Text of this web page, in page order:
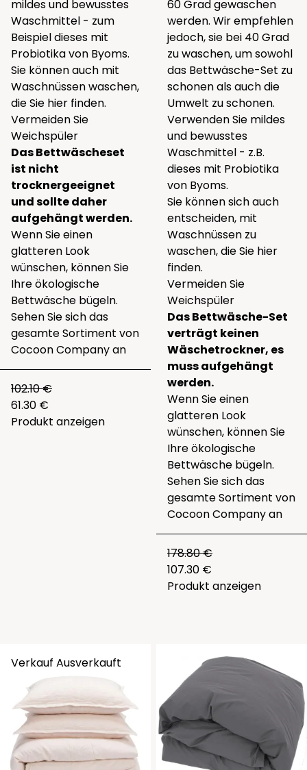
mildes und bewusstes
Waschmittel - zum
Beispieldieses mit
Probiotika von Byoms.
Sie können auch mit
Waschnüssen waschen,
die Sie hier finden.
Vermeiden Sie
Weichspüler
Das Bettwäscheset
ist nicht
trocknergeeignet
und sollte daher
aufgehängt werden.
Wenn Sie einen
glatteren Look
wünschen, können Sie
Ihre ökologische
Bettwäsche bügeln.
Sehen Sie sich das
gesamteSortiment von
Cocoon Companyan
102.10 €
61.30 €
Produkt anzeigen
60 Grad gewaschen
werden. Wir empfehlen
jedoch, sie bei 40 Grad
zu waschen, um sowohl
das Bettwäsche-Set zu
schonen als auch die
Umwelt zu schonen.
Verwenden Sie mildes
und bewusstes
Waschmittel - z.B.
dieses mit Probiotika
von Byoms.
Sie können sich auch
entscheiden, mit
Waschnüssen zu
waschen, die Sie hier
finden.
Vermeiden Sie
Weichspüler
Das Bettwäsche-Set
verträgt keinen
Wäschetrockner, es
muss aufgehängt
werden.
Wenn Sie einen
glatteren Look
wünschen, können Sie
Ihre ökologische
Bettwäsche bügeln.
Sehen Sie sich das
gesamteSortiment von
Cocoon Companyan
178.80 €
107.30 €
Produkt anzeigen
Verkauf Ausverkauft